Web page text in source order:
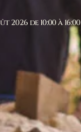
2026 de 10:00 à 16:00